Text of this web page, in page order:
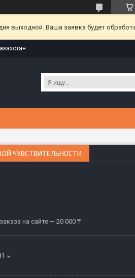
выходной. Ваша заявка будет
ЧУВСТВИТЕЛЬНОСТИ
на сайте — 20 000 ₸